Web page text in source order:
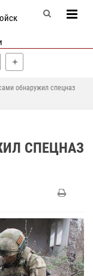
обнаружил спецназ
СПЕЦНАЗ